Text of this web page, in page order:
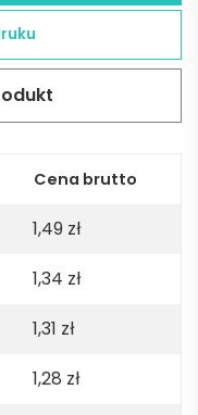
Cena brutto
1,49 zł
1,34 zł
1,31 zł
1,28 zł